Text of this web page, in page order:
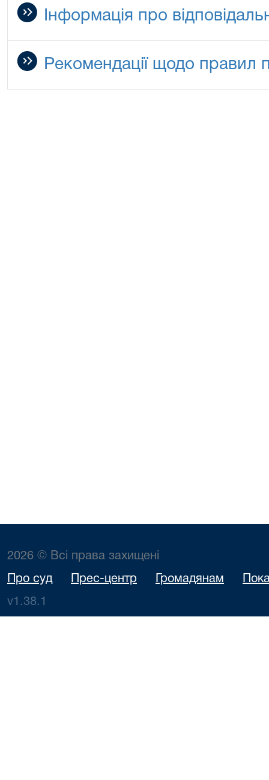
Інформація про
Рекомендації щодо правил
2026 © Всі права захищені
Про суд Прес-центр Громадянам
v1.38.1